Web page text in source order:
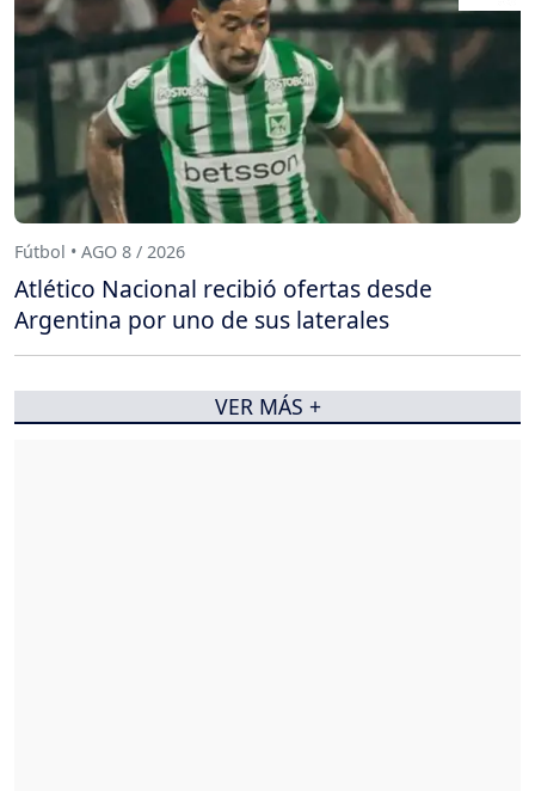
Fútbol • AGO 8 / 2026
Atlético Nacional recibió ofertas desde
Argentina por uno de sus laterales
VER MÁS +